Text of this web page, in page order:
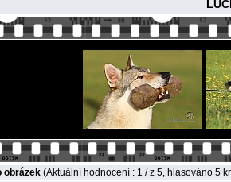
obrázek (Aktuální hodnocení : 1 / z 5, hlasováno 5